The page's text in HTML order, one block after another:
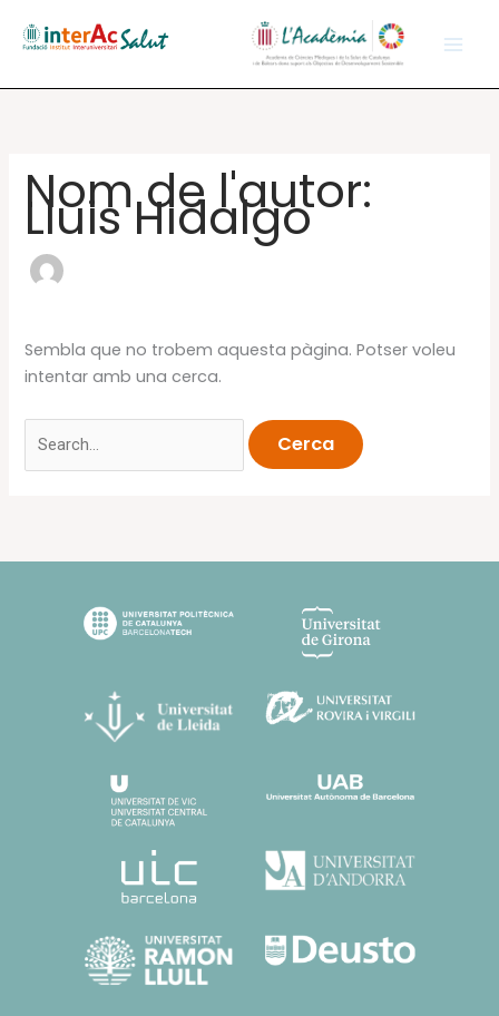
Nom de l'autor:
Lluis Hidalgo
Sembla que no trobem aquesta pàgina. Potser voleu
intentar amb una cerca.